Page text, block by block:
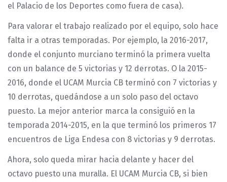
el Palacio de los Deportes como fuera de casa).
Para valorar el trabajo realizado por el equipo, solo hace
falta ir a otras temporadas. Por ejemplo, la 2016-2017,
donde el conjunto murciano terminó la primera vuelta
con un balance de 5 victorias y 12 derrotas. O la 2015-
2016, donde el UCAM Murcia CB terminó con 7 victorias y
10 derrotas, quedándose a un solo paso del octavo
puesto. La mejor anterior marca la consiguió en la
temporada 2014-2015, en la que terminó los primeros 17
encuentros de Liga Endesa con 8 victorias y 9 derrotas.
Ahora, solo queda mirar hacia delante y hacer del
octavo puesto una muralla. El UCAM Murcia CB, si bien